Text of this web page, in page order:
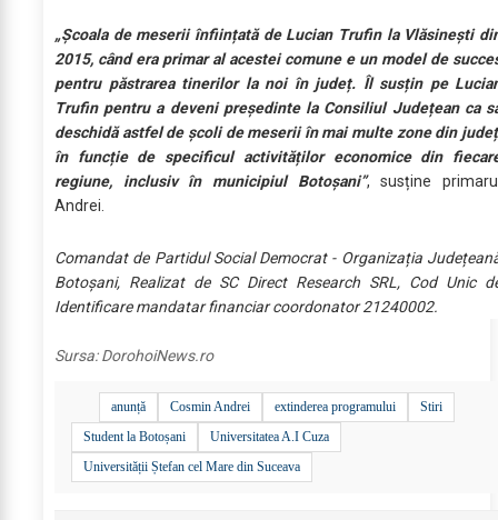
„Școala de meserii înființată de Lucian Trufin la Vlăsinești
2015, când era primar al acestei comune e un model de
pentru păstrarea tinerilor la noi în județ. Îl susțin pe
Trufin pentru a deveni președinte la Consiliul Județean ca
deschidă astfel de școli de meserii în mai multe zone din
în funcție de specificul activităților economice din
regiune, inclusiv în municipiul Botoșani”, susține
Andrei.
Comandat de Partidul Social Democrat - Organizația
Botoșani, Realizat de SC Direct Research SRL, Cod Unic
Identificare mandatar financiar coordonator 21240002.
Sursa:DorohoiNews.ro
anunță Cosmin Andrei extinderea programului
Stiri
Student la Botoșani
Universitatea A.I Cuza
Universității Ștefan cel Mare din Suceava